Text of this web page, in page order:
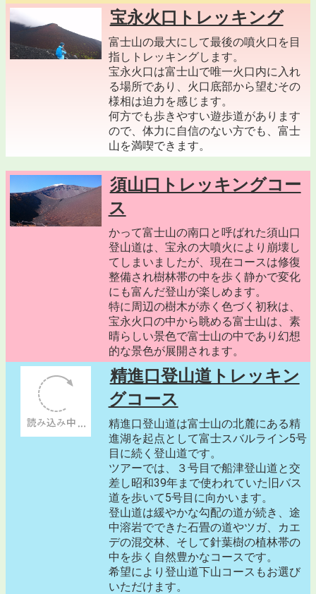
宝永火口トレッキング
富士山の最大にして最後の噴火口を目
指しトレッキングします。
宝永火口は富士山で唯一火口内に入れ
る場所であり、火口底部から望むその
様相は迫力を感じます。
何方でも歩きやすい遊歩道があります
ので、体力に自信のない方でも、富士
山を満喫できます。
須山口トレッキングコー
ス
かって富士山の南口と呼ばれた須山口
登山道は、宝永の大噴火により崩壊し
てしまいましたが、現在コースは修復
整備され樹林帯の中を歩く静かで変化
にも富んだ登山が楽しめます。
特に周辺の樹木が赤く色づく初秋は、
宝永火口の中から眺める富士山は、素
晴らしい景色で富士山の中であり幻想
的な景色が展開されます。
精進口登山道トレッキン
グコース
精進口登山道は富士山の北麓にある精
進湖を起点として富士スバルライン5号
目に続く登山道です。
ツアーでは、３号目で船津登山道と交
差し昭和39年まで使われていた旧バス
道を歩いて5号目に向かいます。
登山道は緩やかな勾配の道が続き、途
中溶岩でできた石畳の道やツガ、カエ
デの混交林、そして針葉樹の植林帯の
中を歩く自然豊かなコースです。
希望により登山道下山コースもお選び
いただけます。